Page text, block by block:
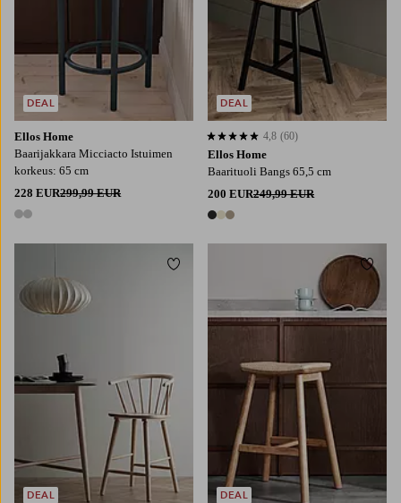
Ellos Home
Baarijakkara Micciacto Istuimen
korkeus: 65 cm
228 EUR299,99 EUR
2 värejä
DEAL
Ellos Home
Baarituoli Bangs 65,5 cm
200 EUR249,99 EUR
3 värejä
4,8 perustuen 60 arvosanaan
4,8 (60)
DEAL
DEAL
Lisää suosikkeihin
DEAL